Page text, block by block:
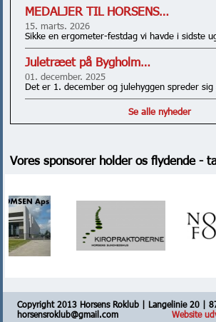
MEDALJER TIL HORSENS…
15. marts. 2026
Sikke en ergometer-festdag vi havde i sidste
Juletræet på Bygholm…
01. december. 2025
Det er 1. december og julehyggen spreder
Se alle nyheder
Vores sponsorer holder os flydende -
Copyright 2013 Horsens Roklub | Langelinie 20 |
horsensroklub@gmail.com
Website